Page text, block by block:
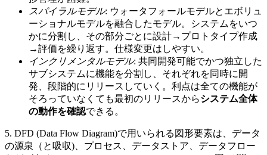
スパイラルモデル: ウォータフォールモデルとエボリュ
ーショナルモデルを融合したモデル。システムをいつ
かに分割し、その部分ごとに設計→プロトタイプ作成
→評価を繰り返す。仕様変更はしやすい。
インクリメンタルモデル: 共同開発可能でかつ独立した
サブシステムに機能を分割し、それぞれを同時に開
発、段階的にリリースしていく。利点は全ての機能が
そろっていなくても最初のリリースからシステム全体
の動作を確認できる。
5. DFD (Data Flow Diagram)で用いられる図形要素は、データ
の源泉（と吸収)、プロセス、データストア、データフロー